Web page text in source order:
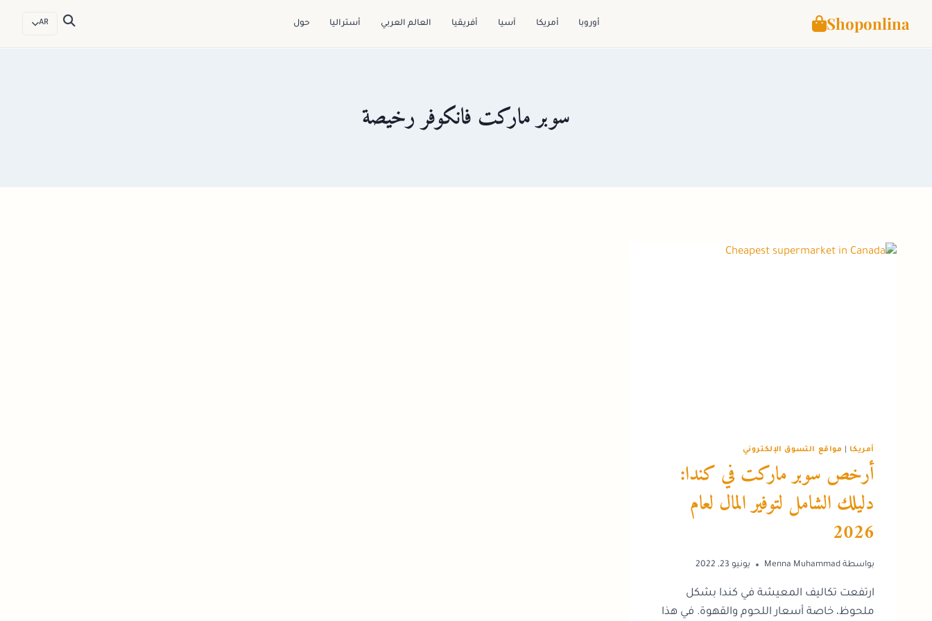
Shoponlina أوروبا أمريكا آسيا أفريقيا العالم العربي أستراليا حول AR
سوبر ماركت فانكوفر رخيصة
أمريكا مواقع التسوق الإلكتروني
أرخص سوبر ماركت في كندا:
دليلك الشامل لتوفير المال لعام
2026
بواسطة Menna Muhammad يونيو 23, 2022
ارتفعت تكاليف المعيشة في كندا بشكل
ملحوظ، خاصة أسعار اللحوم والقهوة. في هذا